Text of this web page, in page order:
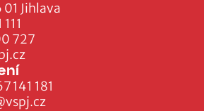
Jihlava
727
141 181